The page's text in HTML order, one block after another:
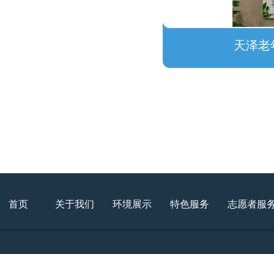
天泽老
首页 关于我们 环境展示 特色服务 志愿者服